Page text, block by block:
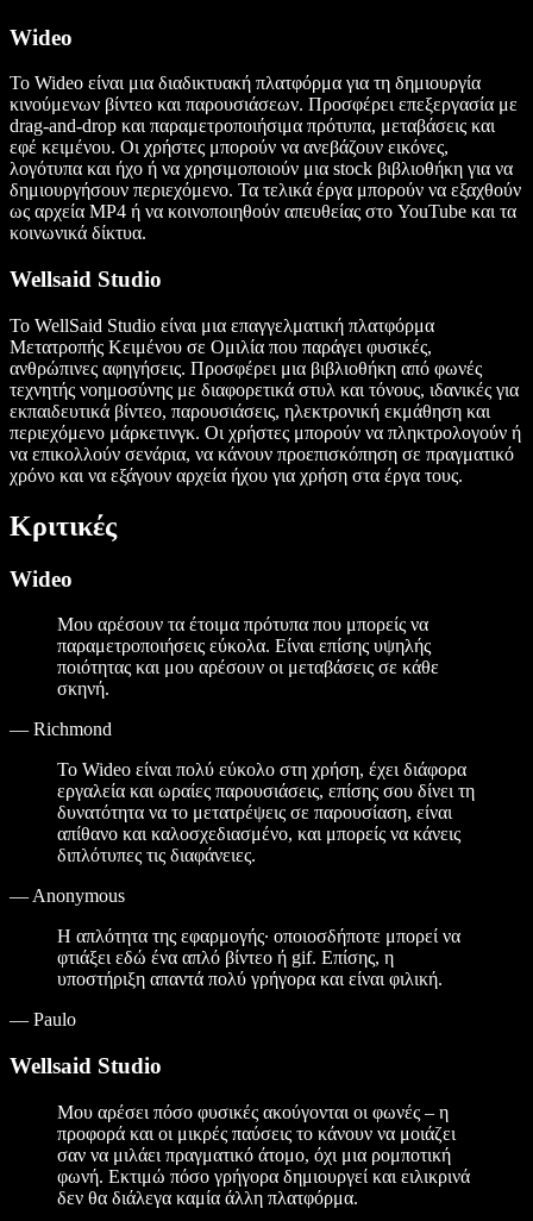
Wideo
Το Wideo είναι μια διαδικτυακή πλατφόρμα για τη δημιουργία
κινούμενων βίντεο και παρουσιάσεων. Προσφέρει επεξεργασία με
drag-and-drop και παραμετροποιήσιμα πρότυπα, μεταβάσεις και
εφέ κειμένου. Οι χρήστες μπορούν να ανεβάζουν εικόνες,
λογότυπα και ήχο ή να χρησιμοποιούν μια stock βιβλιοθήκη για να
δημιουργήσουν περιεχόμενο. Τα τελικά έργα μπορούν να εξαχθούν
ως αρχεία MP4 ή να κοινοποιηθούν απευθείας στο YouTube και τα
κοινωνικά δίκτυα.
Wellsaid Studio
Το WellSaid Studio είναι μια επαγγελματική πλατφόρμα
Μετατροπής Κειμένου σε Ομιλία που παράγει φυσικές,
ανθρώπινες αφηγήσεις. Προσφέρει μια βιβλιοθήκη από φωνές
τεχνητής νοημοσύνης με διαφορετικά στυλ και τόνους, ιδανικές για
εκπαιδευτικά βίντεο, παρουσιάσεις, ηλεκτρονική εκμάθηση και
περιεχόμενο μάρκετινγκ. Οι χρήστες μπορούν να πληκτρολογούν ή
να επικολλούν σενάρια, να κάνουν προεπισκόπηση σε πραγματικό
χρόνο και να εξάγουν αρχεία ήχου για χρήση στα έργα τους.
Κριτικές
Wideo
Μου αρέσουν τα έτοιμα πρότυπα που μπορείς να
παραμετροποιήσεις εύκολα. Είναι επίσης υψηλής
ποιότητας και μου αρέσουν οι μεταβάσεις σε κάθε
σκηνή.
— Richmond
Το Wideo είναι πολύ εύκολο στη χρήση, έχει διάφορα
εργαλεία και ωραίες παρουσιάσεις, επίσης σου δίνει τη
δυνατότητα να το μετατρέψεις σε παρουσίαση, είναι
απίθανο και καλοσχεδιασμένο, και μπορείς να κάνεις
διπλότυπες τις διαφάνειες.
— Anonymous
Η απλότητα της εφαρμογής· οποιοσδήποτε μπορεί να
φτιάξει εδώ ένα απλό βίντεο ή gif. Επίσης, η
υποστήριξη απαντά πολύ γρήγορα και είναι φιλική.
— Paulo
Wellsaid Studio
Μου αρέσει πόσο φυσικές ακούγονται οι φωνές – η
προφορά και οι μικρές παύσεις το κάνουν να μοιάζει
σαν να μιλάει πραγματικό άτομο, όχι μια ρομποτική
φωνή. Εκτιμώ πόσο γρήγορα δημιουργεί και ειλικρινά
δεν θα διάλεγα καμία άλλη πλατφόρμα.